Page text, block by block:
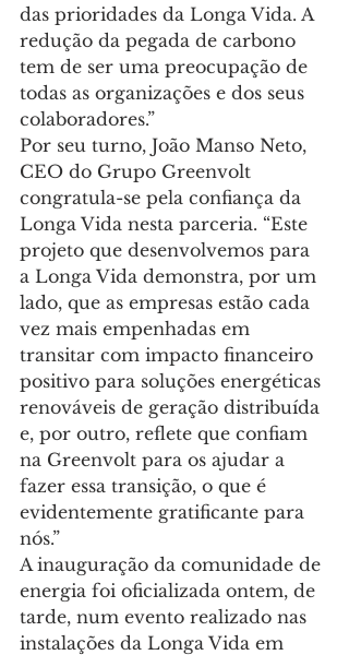
das prioridades da Longa Vida. A
redução da pegada de carbono
tem de ser uma preocupação de
todas as organizações e dos seus
colaboradores.”
Por seu turno, João Manso Neto,
CEO do Grupo Greenvolt
congratula-se pela confiança da
Longa Vida nesta parceria. “Este
projeto que desenvolvemos para
a Longa Vida demonstra, por um
lado, que as empresas estão cada
vez mais empenhadas em
transitar com impacto financeiro
positivo para soluções energéticas
renováveis de geração distribuída
e, por outro, reflete que confiam
na Greenvolt para os ajudar a
fazer essa transição, o que é
evidentemente gratificante para
nós.”
A inauguração da comunidade de
energia foi oficializada ontem, de
tarde, num evento realizado nas
instalações da Longa Vida em